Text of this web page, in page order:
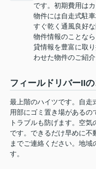
です。初期費用は
物件には自走式駐
すぐ乾く通風良好
物件情報のことな
貸情報を豊富に取
わせた物件のご紹介
フィールドリバーII
最上階のハイツです。自走
用部にゴミ置き場があるの
トラブルも防げます。空
です。できるだけ早めに不
までご連絡ください。地域
す。